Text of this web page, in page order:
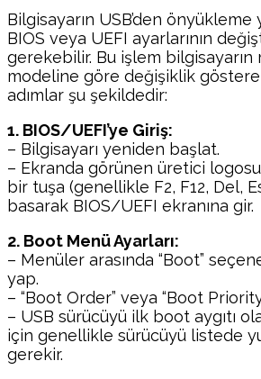
Bilgisayarın USB’den
BIOS veya UEFI ayarlarının
gerekebilir. Bu işlem bilgisayarın
modeline göre değişiklik
adımlar şu şekildedir:
1. BIOS/UEFI’ye Giriş:
– Bilgisayarı yeniden başlat.
– Ekranda görünen üretici logosu
bir tuşa (genellikle F2, F12, Del,
basarak BIOS/UEFI ekranına gir.
2. Boot Menü Ayarları:
– Menüler arasında “Boot”
yap.
– “Boot Order” veya “Boot
– USB sürücüyü ilk boot aygıtı
için genellikle sürücüyü listede
gerekir.